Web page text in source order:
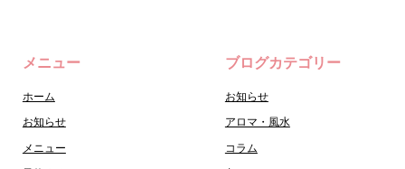
メニュー
ホーム
お知らせ
メニュー
ブログカテゴリー
お知らせ
アロマ・風水
コラム